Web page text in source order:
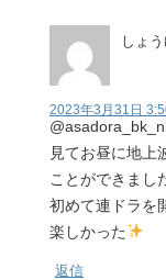
しょ
2023年3月31日
見てお昼に地上
ことができまし
初めて連ドラを
楽しかった
返信